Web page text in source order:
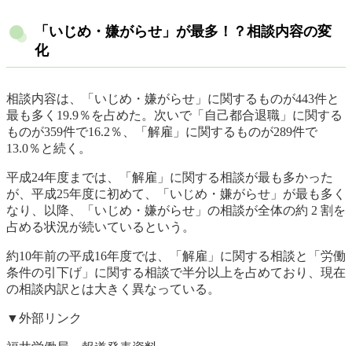
「いじめ・嫌がらせ」が最多！？相談内容の変
化
相談内容は、「いじめ・嫌がらせ」に関するものが443件と
最も多く19.9％を占めた。次いで「自己都合退職」に関する
ものが359件で16.2％、「解雇」に関するものが289件で
13.0％と続く。
平成24年度までは、「解雇」に関する相談が最も多かった
が、平成25年度に初めて、「いじめ・嫌がらせ」が最も多く
なり、以降、「いじめ・嫌がらせ」の相談が全体の約 2 割を
占める状況が続いているという。
約10年前の平成16年度では、「解雇」に関する相談と「労働
条件の引下げ」に関する相談で半分以上を占めており、現在
の相談内訳とは大きく異なっている。
▼外部リンク